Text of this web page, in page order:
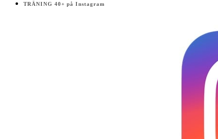
TRÄNING 40+ på Instagram